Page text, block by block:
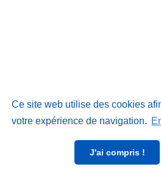
Ce site web utilise des cookies
votre expérience de navigation.
J'ai compris !